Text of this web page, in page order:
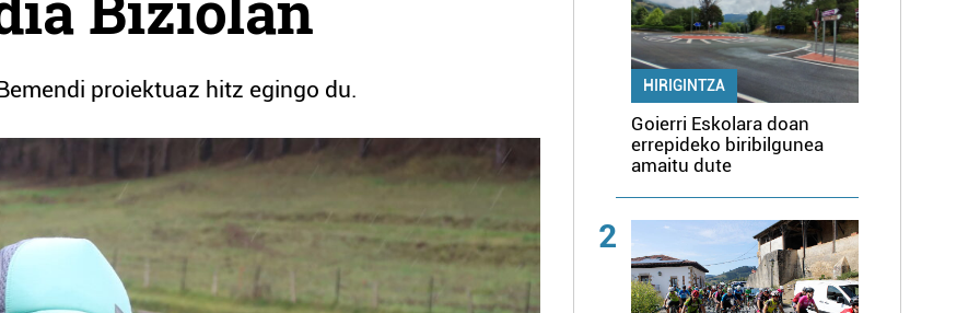
proiektuaz hitz egingo du. HIRIGINTZA
Goierri Eskolara doan
errepideko biribilgunea
amaitu dute
2